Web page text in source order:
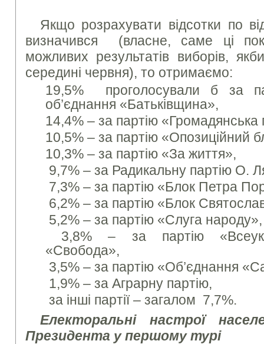
Якщо розрахувати відсотки по
визначився (власне, саме ці
можливих результатів виборів,
середині червня), то отримаємо:
19,5% проголосували б за
об’єднання «Батьківщина»,
14,4% – за партію «Громадянська
10,5% – за партію «Опозиційний
10,3% – за партію «За життя»,
9,7% – за Радикальну партію О.
7,3% – за партію «Блок Петра
6,2% – за партію «Блок
5,2% – за партію «Слуга народу»,
3,8% – за партію
«Свобода»,
3,5% – за партію «Об’єднання
1,9% – за Аграрну партію,
за інші партії – загалом 7,7%.
Електоральні настрої
Президента у першому турі